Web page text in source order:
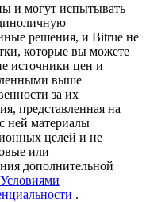
и могут испытывать
решения, и Bitrue не
которые вы можете
источники цен и
выше
за их
представленная на
ней материалы
целей и не
или
дополнительной
Условиями
.